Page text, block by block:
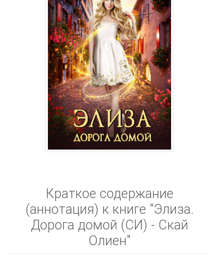
Краткое содержание
(аннотация) к книге "Элиза.
Дорога домой (СИ) - Скай
Олиен"